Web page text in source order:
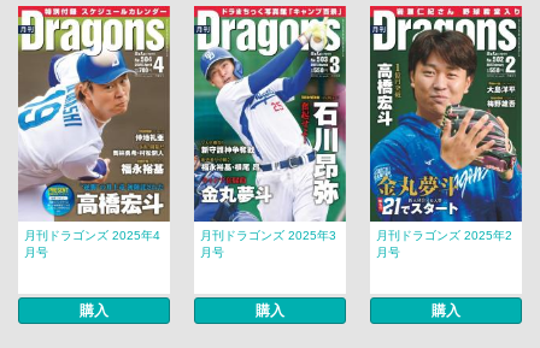
月刊ドラゴンズ 2025年4
月号
購入
月刊ドラゴンズ 2025年3
月号
購入
月刊ドラゴンズ 2025年2
月号
購入